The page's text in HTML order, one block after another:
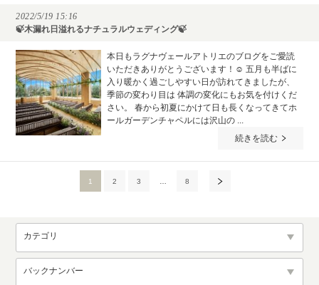
2022/5/19 15:16
🍃木漏れ日溢れるナチュラルウェディング🍃
本日もラグナヴェールアトリエのブログをご愛読
いただきありがとうございます！☺ 五月も半ばに
入り暖かく過ごしやすい日が訪れてきましたが、
季節の変わり目は 体調の変化にもお気を付けくだ
さい。 春から初夏にかけて日も長くなってきてホ
ールガーデンチャペルには沢山の ...
続きを読む
1 2 3 8
カテゴリ
バックナンバー